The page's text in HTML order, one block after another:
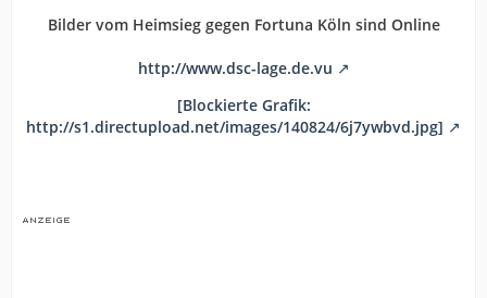
Bilder vom Heimsieg gegen Fortuna Köln sind Online
http://www.dsc-lage.de.vu
[Blockierte Grafik:
http://s1.directupload.net/images/140824/6j7ywbvd.jpg]